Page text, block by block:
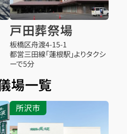
戸田葬祭場
板橋区舟渡4-15-1
都営三田線「蓮根駅」よりタクシ
ーで5分
場一覧
所沢市